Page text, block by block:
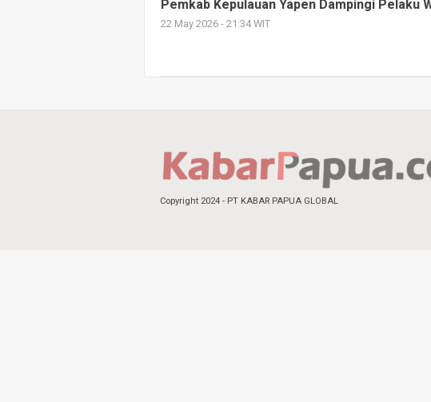
Pemkab Kepulauan Yapen Dampingi Pelaku
22 May 2026 - 21:34 WIT
Copyright 2024 - PT KABAR PAPUA GLOBAL